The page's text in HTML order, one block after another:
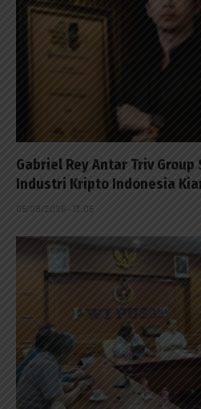
Gabriel Rey Antar Triv
Industri Kripto Indonesia
05/08/2026 - 13:05